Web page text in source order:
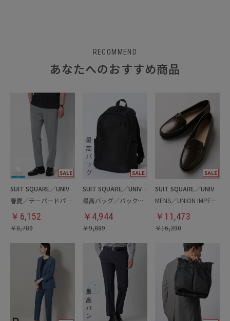
RECOMMEND
あなたへのおすすめ商品
SUIT SQUARE／UNIVERSAL LANGUAGE
春夏／テーパードパンツ
￥ 6,152
￥8,789
SUIT SQUARE／UNIVERSAL LANGUAGE
最高バッグ／バックパック
￥ 4,944
￥9,889
SUIT SQUARE／UNIVERSAL LANGUAGE
MENS／UNION IMPERIAL監修／コインローファー
￥ 11,473
￥16,390